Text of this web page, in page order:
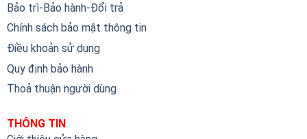
Bảo trì-Bảo hành-Đổi trả
Chính sách bảo mật thông tin
Điều khoản sử dụng
Quy định bảo hành
Thoả thuận người dùng
THÔNG TIN